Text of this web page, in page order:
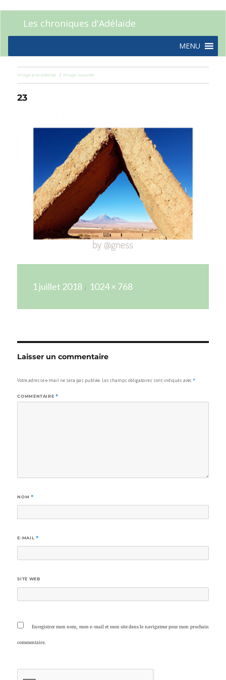
Les chroniques d'Adélaïde
MENU
Image précédente Image suivante
23
le
1 juillet 2018
réelle
1024 × 768
Laisser un commentaire
Votre adresse e-mail ne sera pas publiée. Les champs obligatoires sont indiqués avec*
COMMENTAIRE *
NOM *
E-MAIL *
SITE WEB
Enregistrer mon nom, mon e-mail et mon site dans le navigateur pour mon prochain
commentaire.